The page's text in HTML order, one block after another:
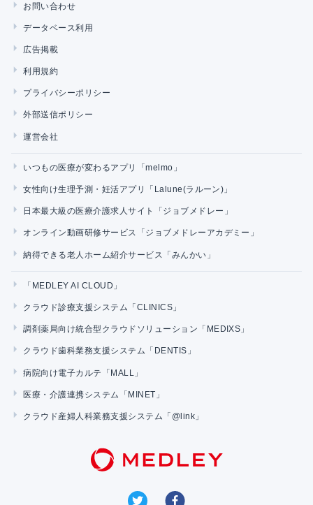
お問い合わせ
データベース利用
広告掲載
利用規約
プライバシーポリシー
外部送信ポリシー
運営会社
いつもの医療が変わるアプリ「melmo」
女性向け生理予測・妊活アプリ「Lalune(ラルーン)」
日本最大級の医療介護求人サイト「ジョブメドレー」
オンライン動画研修サービス「ジョブメドレーアカデミー」
納得できる老人ホーム紹介サービス「みんかい」
「MEDLEY AI CLOUD」
クラウド診療支援システム「CLINICS」
調剤薬局向け統合型クラウドソリューション「MEDIXS」
クラウド歯科業務支援システム「DENTIS」
病院向け電子カルテ「MALL」
医療・介護連携システム「MINET」
クラウド産婦人科業務支援システム「@link」